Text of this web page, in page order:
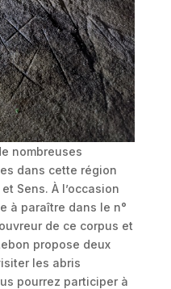
nombreuses
dans cette région
Sens. À l’occasion
à paraître dans le n°
de ce corpus et
propose deux
les abris
pourrez participer à